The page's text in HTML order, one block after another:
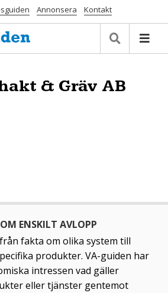
Annonsera Kontakt
& Gräv AB
ENSKILT AVLOPP
fakta om olika system till
produkter. VA-guiden har
intressen vad gäller
eller tjänster gentemot